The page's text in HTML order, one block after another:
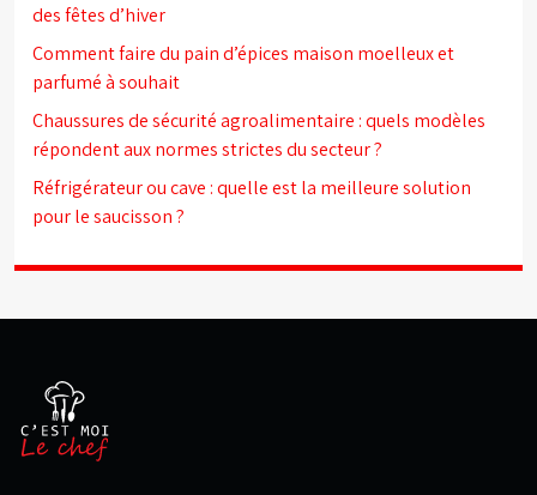
des fêtes d’hiver
Comment faire du pain d’épices maison moelleux et
parfumé à souhait
Chaussures de sécurité agroalimentaire : quels modèles
répondent aux normes strictes du secteur ?
Réfrigérateur ou cave : quelle est la meilleure solution
pour le saucisson ?